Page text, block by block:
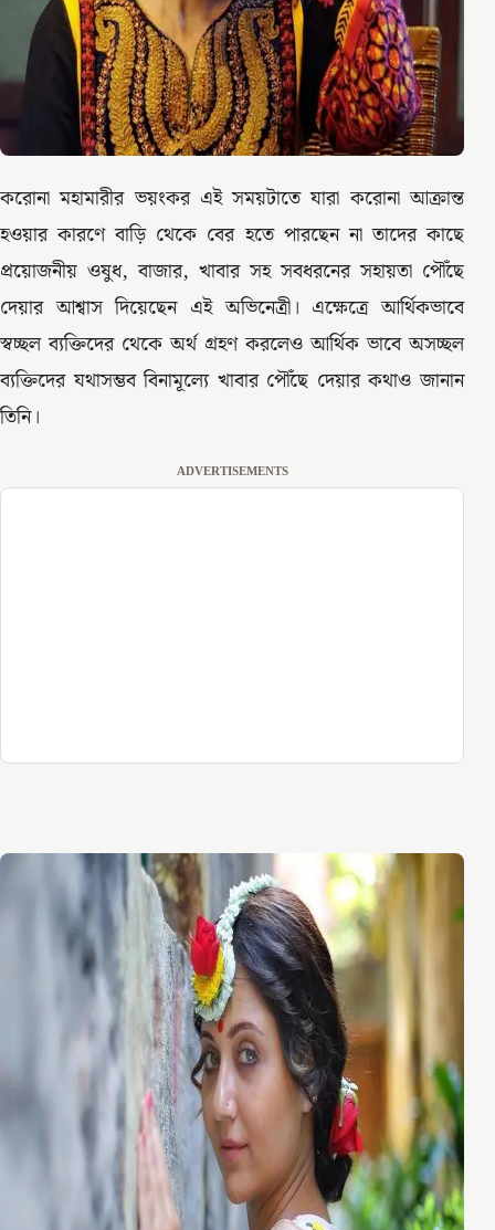
করোনা মহামারীর ভয়ংকর এই সময়টাতে যারা করোনা আক্রান্ত
হওয়ার কারণে বাড়ি থেকে বের হতে পারছেন না তাদের কাছে
প্রয়োজনীয় ওষুধ, বাজার, খাবার সহ সবধরনের সহায়তা পৌঁছে
দেয়ার আশ্বাস দিয়েছেন এই অভিনেত্রী। এক্ষেত্রে আর্থিকভাবে
স্বচ্ছল ব্যক্তিদের থেকে অর্থ গ্রহণ করলেও আর্থিক ভাবে অসচ্ছল
ব্যক্তিদের যথাসম্ভব বিনামূল্যে খাবার পৌঁছে দেয়ার কথাও জানান
তিনি।
ADVERTISEMENTS